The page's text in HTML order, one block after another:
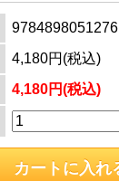
9784898051276
4,180円(税込)
4,180円(税込)